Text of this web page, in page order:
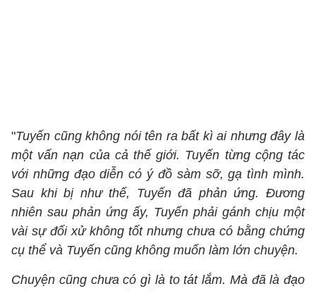
"Tuyến cũng không nói tên ra bất kì ai nhưng đây là
một vấn nạn của cả thế giới. Tuyến từng cộng tác
với những đạo diễn có ý đồ sàm sỡ, gạ tình mình.
Sau khi bị như thế, Tuyến đã phản ứng. Đương
nhiên sau phản ứng ấy, Tuyến phải gánh chịu một
vài sự đối xử không tốt nhưng chưa có bằng chứng
cụ thể và Tuyến cũng không muốn làm lớn chuyện.
Chuyện cũng chưa có gì là to tát lắm. Mà đã là đạo